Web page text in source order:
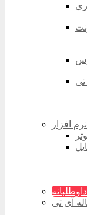
تی
نرم افزار
آی تی